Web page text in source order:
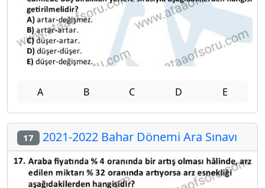
A B C D E
17 2021-2022 Bahar Dönemi Ara Sınavı